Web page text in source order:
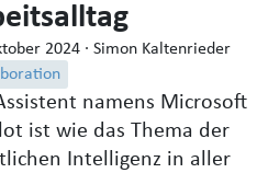
2024 · Simon Kaltenrieder
namens Microsoft
ist wie das Thema der
Intelligenz in aller